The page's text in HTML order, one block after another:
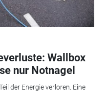
Wallbox
nur Notnagel
der Energie verloren. Eine